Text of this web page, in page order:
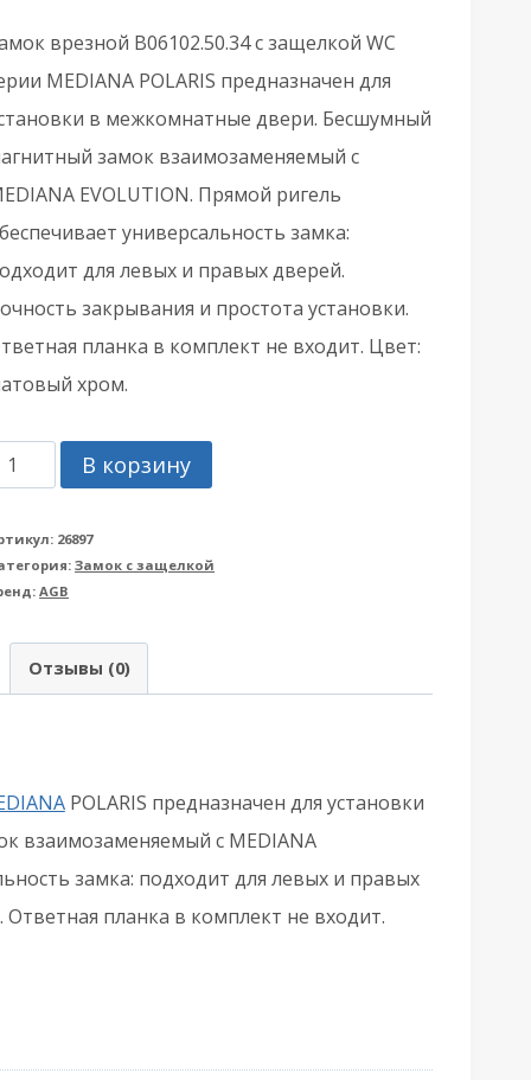
врезной B06102.50.34 с защелкой WC
MEDIANA POLARIS предназначен для
в межкомнатные двери. Бесшумный
замок взаимозаменяемый с
EVOLUTION. Прямой ригель
универсальность замка:
для левых и правых дверей.
закрывания и простота установки.
планка в комплект не входит. Цвет:
хром.
В корзину
26897
Замок с защелкой
AGB
Отзывы (0)
POLARIS предназначен для установки
взаимозаменяемый с MEDIANA
замка: подходит для левых и правых
планка в комплект не входит.